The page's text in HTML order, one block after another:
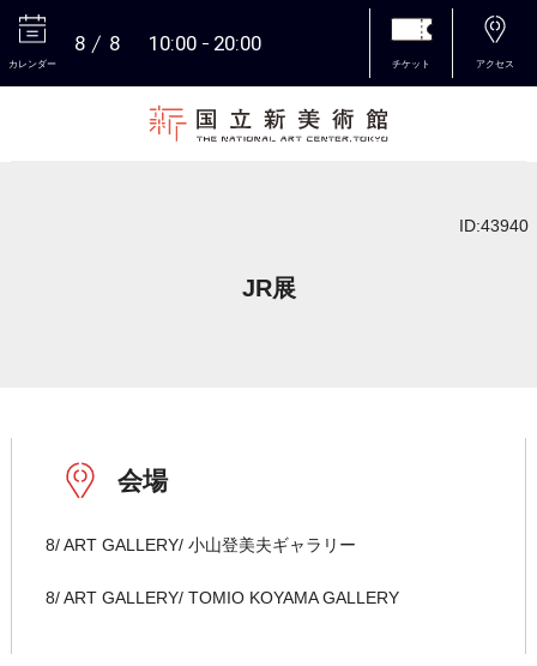
カレンダー
8 8 10:00 20:00
チケット アクセス
ID:43940
JR展
会場
8/ ART GALLERY/ 小山登美夫ギャラリー
8/ ART GALLERY/ TOMIO KOYAMA GALLERY